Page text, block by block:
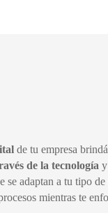
de tu empresa
de la tecnología y
se adaptan a tu tipo
mientras te